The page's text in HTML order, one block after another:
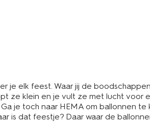
je elk feest. Waar jij de
ze klein en je vult ze met lucht
je toch naar HEMA om ballonnen
is dat feestje? Daar waar de